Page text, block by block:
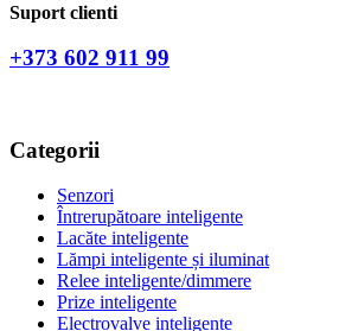
Suport clienti
+373 602 911 99
Categorii
Senzori
Întrerupătoare inteligente
Lacăte inteligente
Lămpi inteligente și iluminat
Relee inteligente/dimmere
Prize inteligente
Electrovalve inteligente